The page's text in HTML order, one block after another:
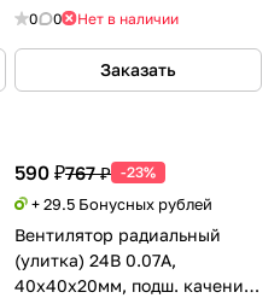
IP68, Xinyujie
0 0 Нет в наличии
Заказать
590 ₽767 ₽ -23%
+ 29.5 Бонусных рублей
Вентилятор радиальный
(улитка) 24В 0.07А,
40х40х20мм, подш. качения